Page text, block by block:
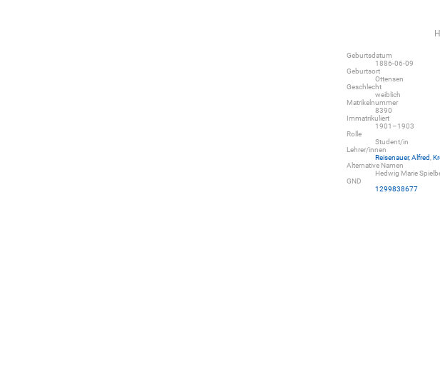
Geburtsdatum
1886-06-09
Geburtsort
Ottensen
Geschlecht
weiblich
Matrikelnummer
8390
Immatrikuliert
1901–1903
Rolle
Student/in
Lehrer/innen
Reisenauer, Alfred
Alternative Namen
Hedwig Marie
GND
1299838677